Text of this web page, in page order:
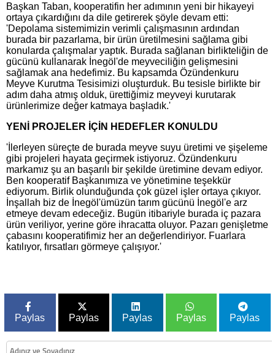
Başkan Taban, kooperatifin her adımının yeni bir hikayeyi
ortaya çıkardığını da dile getirerek şöyle devam etti:
'Depolama sistemimizin verimli çalışmasının ardından
burada bir pazarlama, bir ürün üretilmesini sağlama gibi
konularda çalışmalar yaptık. Burada sağlanan birlikteliğin de
gücünü kullanarak İnegöl'de meyveciliğin gelişmesini
sağlamak ana hedefimiz. Bu kapsamda Özündenkuru
Meyve Kurutma Tesisimizi oluşturduk. Bu tesisle birlikte bir
adım daha atmış olduk, ürettiğimiz meyveyi kurutarak
ürünlerimize değer katmaya başladık.'
YENİ PROJELER İÇİN HEDEFLER KONULDU
'İlerleyen süreçte de burada meyve suyu üretimi ve şişeleme
gibi projeleri hayata geçirmek istiyoruz. Özündenkuru
markamız şu an başarılı bir şekilde üretimine devam ediyor.
Ben kooperatif Başkanımıza ve yönetimine teşekkür
ediyorum. Birlik olunduğunda çok güzel işler ortaya çıkıyor.
İnşallah biz de İnegöl'ümüzün tarım gücünü İnegöl'e arz
etmeye devam edeceğiz. Bugün itibariyle burada iç pazara
ürün veriliyor, yerine göre ihracatta oluyor. Pazarı genişletme
çabasını kooperatifimiz her an değerlendiriyor. Fuarlara
katılıyor, fırsatları görmeye çalışıyor.'
Paylas Paylas Paylas Paylas Paylas